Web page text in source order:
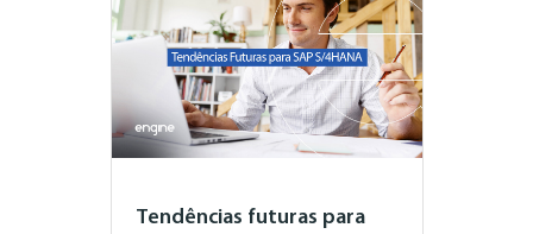
Tendências futuras para